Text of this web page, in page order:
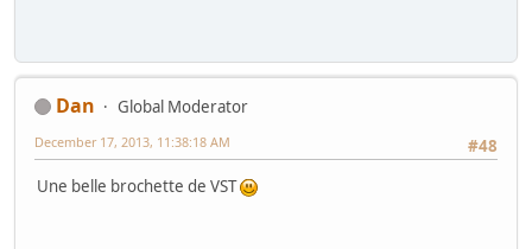
Dan
Global Moderator
#48
December 17, 2013, 11:38:18 AM
Une belle brochette de VST